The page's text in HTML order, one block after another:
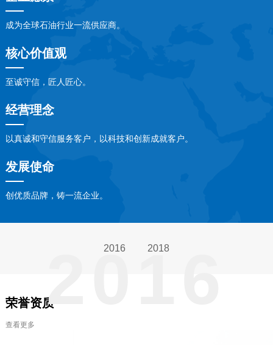
成为全球石油行业一流供应商。
核心价值观
至诚守信，匠人匠心。
经营理念
以真诚和守信服务客户，以科技和创新成就客户。
发展使命
创优质品牌，铸一流企业。
2016
2016 2018
荣誉资质
查看更多